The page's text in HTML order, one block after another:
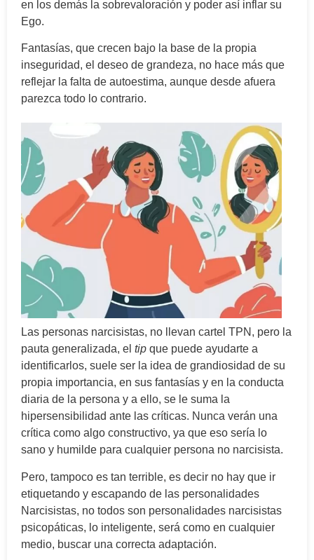
en los demás la sobrevaloración y poder así inflar su
Ego.
Fantasías, que crecen bajo la base de la propia
inseguridad, el deseo de grandeza, no hace más que
reflejar la falta de autoestima, aunque desde afuera
parezca todo lo contrario.
Las personas narcisistas, no llevan cartel TPN, pero la
pauta generalizada, el tip que puede ayudarte a
identificarlos, suele ser la idea de grandiosidad de su
propia importancia, en sus fantasías y en la conducta
diaria de la persona y a ello, se le suma la
hipersensibilidad ante las críticas. Nunca verán una
crítica como algo constructivo, ya que eso sería lo
sano y humilde para cualquier persona no narcisista.
Pero, tampoco es tan terrible, es decir no hay que ir
etiquetando y escapando de las personalidades
Narcisistas, no todos son personalidades narcisistas
psicopáticas, lo inteligente, será como en cualquier
medio, buscar una correcta adaptación.